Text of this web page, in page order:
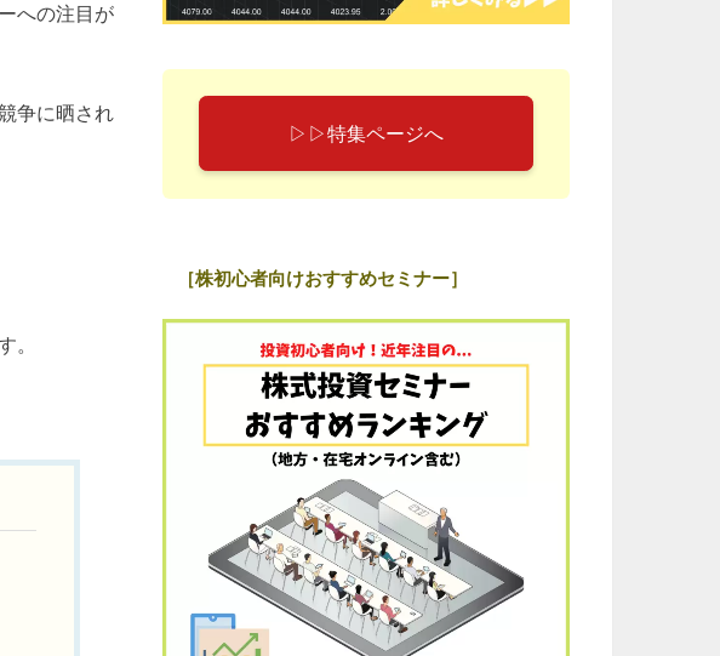
への注目が
争に晒され
。
▷▷特集ページへ
［株初心者向けおすすめセミナー］